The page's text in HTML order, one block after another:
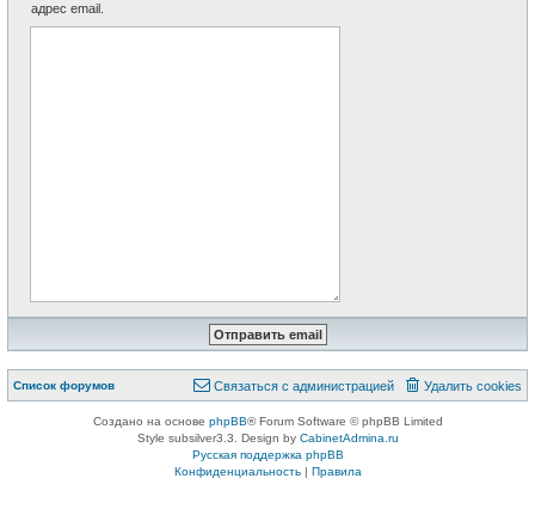
адрес email.
Список форумов Удалить cookies
Связаться с администрацией
Создано на основе phpBB® Forum Software © phpBB Limited
Style subsilver3.3. Design by CabinetAdmina.ru
Русская поддержка phpBB
Конфиденциальность| Правила